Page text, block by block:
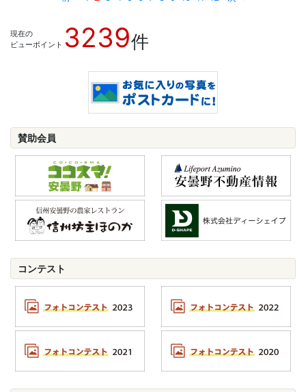
現在の
ビューポイント 3239件
賛助会員
コンテスト